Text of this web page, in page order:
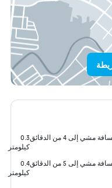
مشي إلى 4 من الدقائق
0.3
كيلومتر
مشي إلى 5 من الدقائق
0.4
كيلومتر